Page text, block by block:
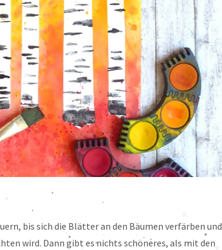
bis sich die Blätter an den Bäumen verfärben und
wird. Dann gibt es nichts schöneres, als mit den